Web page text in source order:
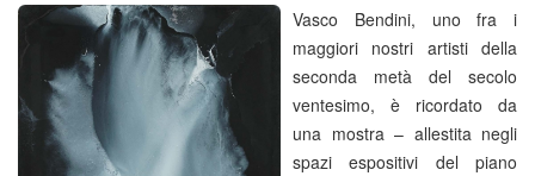
Vasco Bendini, uno fra i
maggiori nostri artisti della
seconda metà del secolo
ventesimo, è ricordato da
una mostra – allestita negli
spazi espositivi del piano